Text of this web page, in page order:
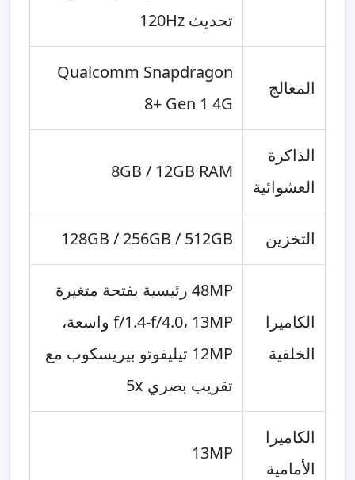
تحديث 120Hz
المعالج
Qualcomm Snapdragon
8+ Gen 1 4G
الذاكرة
العشوائية
8GB / 12GB RAM
التخزين 128GB / 256GB / 512GB
الكاميرا
الخلفية
48MP رئيسية بفتحة متغيرة
f/1.4-f/4.0، 13MP واسعة،
12MP تيليفوتو بيريسكوب مع
تقريب بصري 5x
الكاميرا
الأمامية
13MP